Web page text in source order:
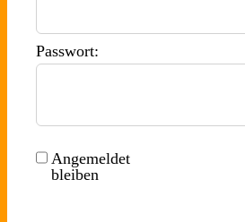
Passwort:
Angemeldet
bleiben